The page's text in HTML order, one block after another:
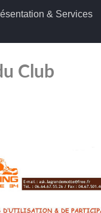
& Services
Club